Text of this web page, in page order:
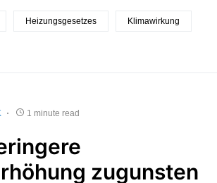
Heizungsgesetzes Klimawirkung
1 minute read
zugunsten